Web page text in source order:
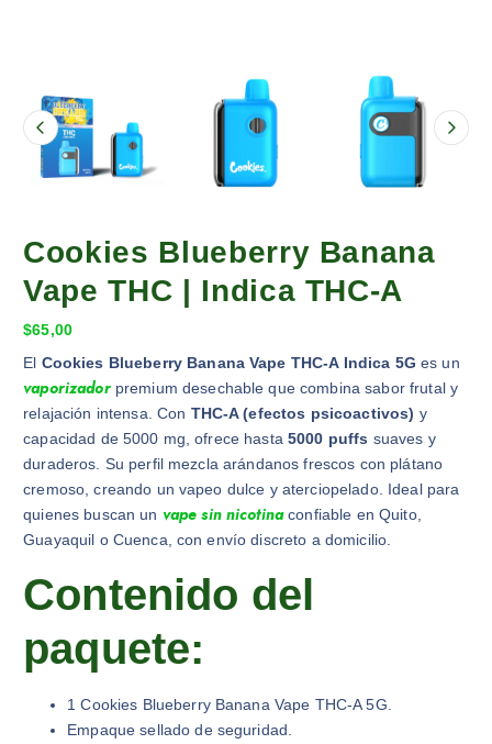
Cookies Blueberry Banana
Vape THC | Indica THC-A
$65,00
El Cookies Blueberry Banana Vape THC-A Indica 5G es un
vaporizadorpremium desechable que combina sabor frutal y
relajación intensa. Con THC-A (efectos psicoactivos) y
capacidad de 5000 mg, ofrece hasta5000 puffs suaves y
duraderos. Su perfil mezcla arándanos frescos con plátano
cremoso, creando un vapeo dulce y aterciopelado. Ideal para
quienes buscan un vape sin nicotinaconfiable en Quito,
Guayaquil o Cuenca, con envío discreto a domicilio.
Contenido del
paquete:
1 Cookies Blueberry Banana Vape THC-A 5G.
Empaque sellado de seguridad.